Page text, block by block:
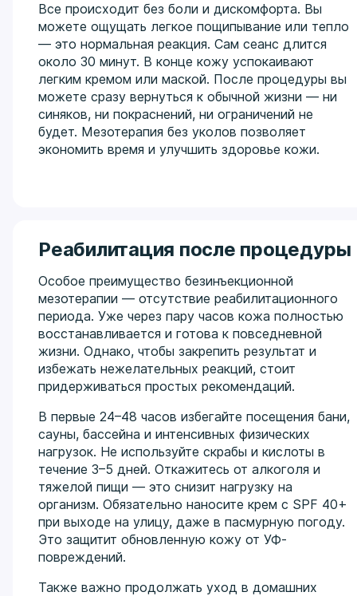
Все происходит без боли и дискомфорта. Вы
можете ощущать легкое пощипывание или тепло
— это нормальная реакция. Сам сеанс длится
около 30 минут. В конце кожу успокаивают
легким кремом или маской. После процедуры вы
можете сразу вернуться к обычной жизни — ни
синяков, ни покраснений, ни ограничений не
будет. Мезотерапия без уколов позволяет
экономить время и улучшить здоровье кожи.
Реабилитация после процедуры
Особое преимущество безинъекционной
мезотерапии — отсутствие реабилитационного
периода. Уже через пару часов кожа полностью
восстанавливается и готова к повседневной
жизни. Однако, чтобы закрепить результат и
избежать нежелательных реакций, стоит
придерживаться простых рекомендаций.
В первые 24–48 часов избегайте посещения бани,
сауны, бассейна и интенсивных физических
нагрузок. Не используйте скрабы и кислоты в
течение 3–5 дней. Откажитесь от алкоголя и
тяжелой пищи — это снизит нагрузку на
организм. Обязательно наносите крем с SPF 40+
при выходе на улицу, даже в пасмурную погоду.
Это защитит обновленную кожу от УФ-
повреждений.
Также важно продолжать уход в домашних